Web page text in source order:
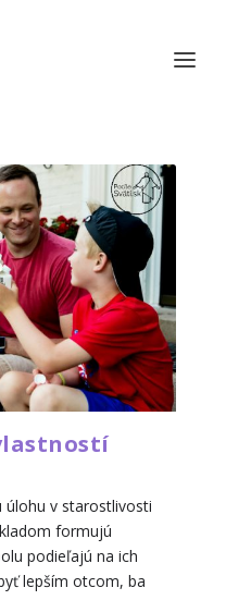
úlohu v starostlivosti
formujú
podieľajú na ich
lepším otcom, ba